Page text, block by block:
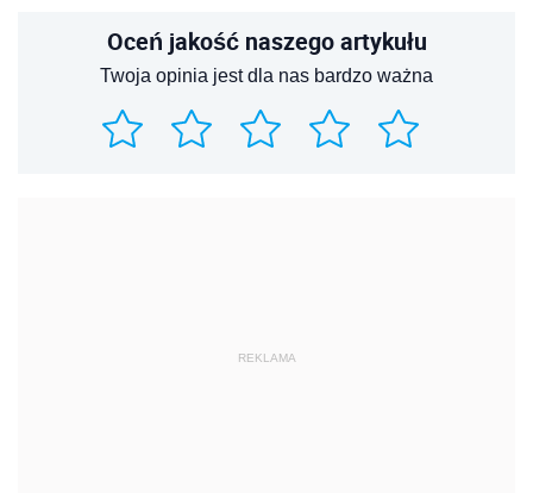
Oceń jakość naszego artykułu
Twoja opinia jest dla nas bardzo ważna
REKLAMA